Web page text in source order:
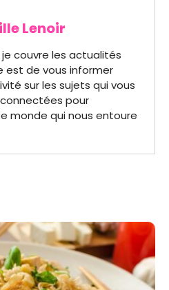
Lenoir
couvre les actualités
est de vous informer
sur les sujets qui vous
pour
monde qui nous entoure